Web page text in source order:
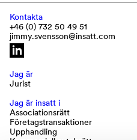
Kontakta
+46 (0) 732 50 49 51
jimmy.svensson@insatt.com
Jag är
Jurist
Jag är insatt i
Associationsrätt
Företagstransaktioner
Upphandling